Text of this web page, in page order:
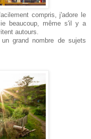
compris, j'adore le
beaucoup, même s'il y a
autours.
grand nombre de sujets